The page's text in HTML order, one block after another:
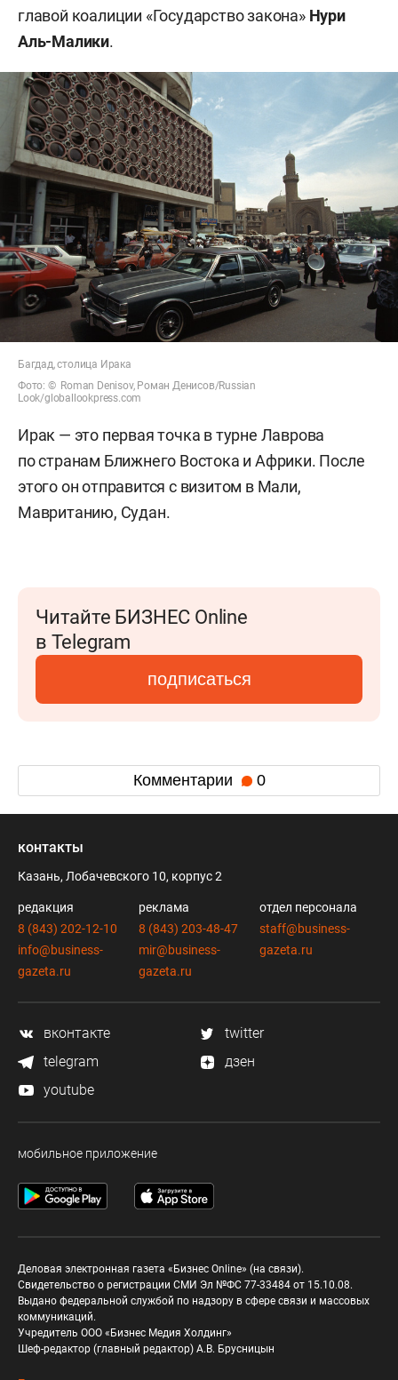
главой коалиции «Государство закона» Нури
Аль-Малики.
Багдад, столица Ирака
Фото: © Roman Denisov, Роман Денисов/Russian
Look/globallookpress.com
Ирак — это первая точка в турне Лаврова
по странам Ближнего Востока и Африки. После
этого он отправится с визитом в Мали,
Мавританию, Судан.
Читайте БИЗНЕС Online
в Telegram
подписаться
Комментарии 0
контакты
Казань, Лобачевского 10, корпус 2
редакция
8 (843) 202-12-10
info@business-
gazeta.ru
реклама
8 (843) 203-48-47
mir@business-
gazeta.ru
отдел персонала
staff@business-
gazeta.ru
вконтакте
twitter
telegram
дзен
youtube
мобильное приложение
Деловая электронная газета «Бизнес Online» (на связи).
Свидетельство о регистрации СМИ Эл №ФС 77-33484 от 15.10.08.
Выдано федеральной службой по надзору в сфере связи и массовых
коммуникаций.
Учредитель ООО «Бизнес Медия Холдинг»
Шеф-редактор (главный редактор) А.В. Брусницын